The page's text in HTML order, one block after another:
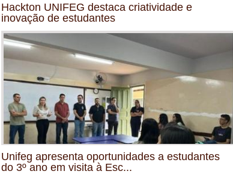
Hackton UNIFEG destaca criatividade e
inovação de estudantes
Unifeg apresenta oportunidades a estudantes
do 3º ano em visita à Esc...